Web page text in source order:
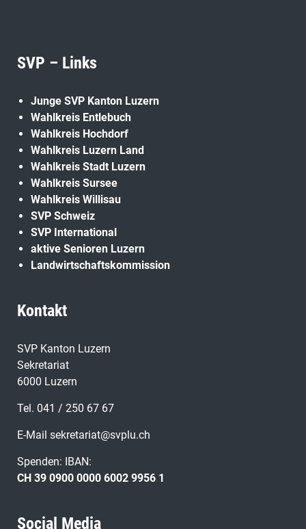
SVP – Links
Junge SVP Kanton Luzern
Wahlkreis Entlebuch
Wahlkreis Hochdorf
Wahlkreis Luzern Land
Wahlkreis Stadt Luzern
Wahlkreis Sursee
Wahlkreis Willisau
SVP Schweiz
SVP International
aktive Senioren Luzern
Landwirtschaftskommission
Kontakt
SVP Kanton Luzern
Sekretariat
6000 Luzern
Tel. 041 / 250 67 67
E-Mail sekretariat@svplu.ch
Spenden: IBAN:
CH 39 0900 0000 6002 9956 1
Social Media